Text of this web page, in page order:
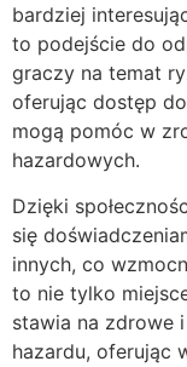
bardziej
to podejście do
graczy na temat
oferując dostęp
mogą pomóc w
hazardowych.
Dzięki
się
innych, co
to nie tylko
stawia na zdrowe
hazardu, oferując